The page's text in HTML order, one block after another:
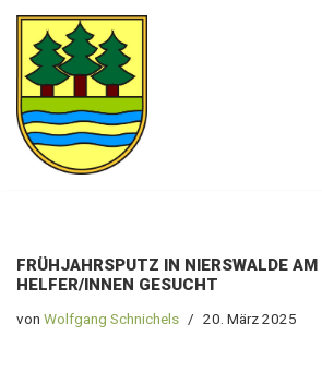
Zum
Inhalt
springen
FRÜHJAHRSPUTZ IN NIERSWALDE
HELFER/INNEN GESUCHT
von Wolfgang Schnichels 20. März 2025